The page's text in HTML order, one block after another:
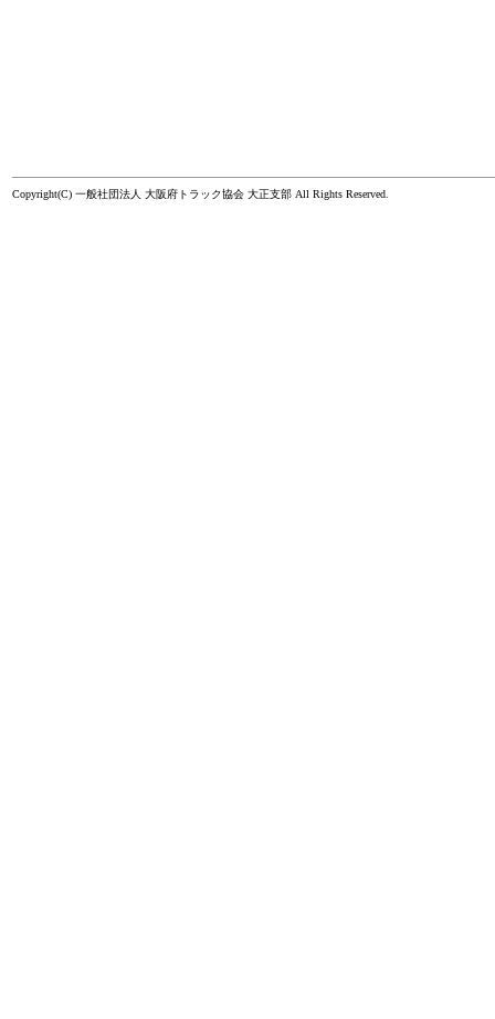
Copyright(C) 一般社団法人 大阪府トラック協会 大正支部 All Rights Reserved.